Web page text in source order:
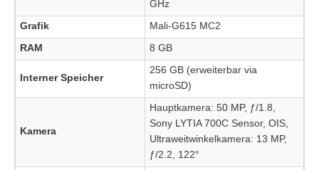
GHz
Grafik
Mali-G615 MC2
RAM
8 GB
Interner Speicher
256 GB (erweiterbar via
microSD)
Kamera
Hauptkamera: 50 MP, ƒ/1.8,
Sony LYTIA 700C Sensor, OIS,
Ultraweitwinkelkamera: 13 MP,
ƒ/2.2, 122°